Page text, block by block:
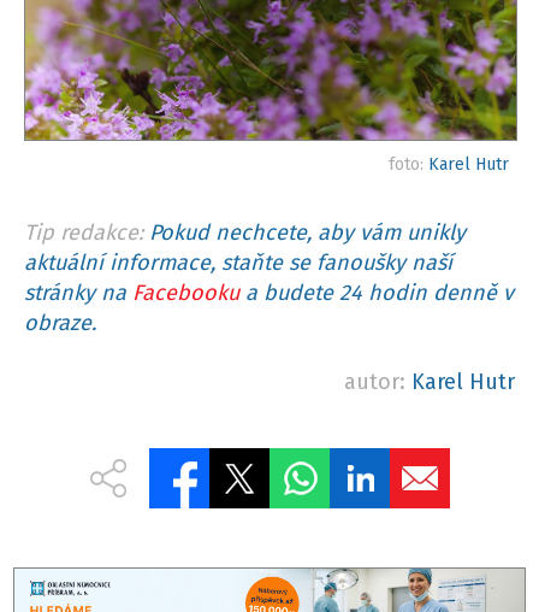
foto: Karel Hutr
Tip redakce: Pokud nechcete, aby vám unikly
aktuální informace, staňte se fanoušky naší
stránky na Facebookua budete 24 hodin denně v
obraze.
autor: Karel Hutr